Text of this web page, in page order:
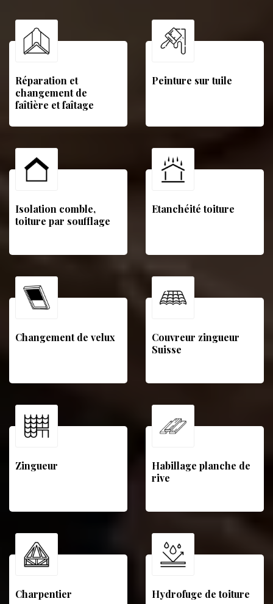
Réparation et
changement de
faîtière et faîtage
Peinture sur tuile
Isolation comble,
toiture par soufflage
Etanchéité toiture
Changement de velux
Couvreur zingueur
Suisse
Zingueur
Habillage planche de
rive
Charpentier Hydrofuge de toiture